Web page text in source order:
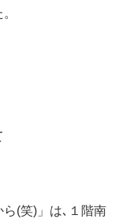
ら(笑)」は､１階南